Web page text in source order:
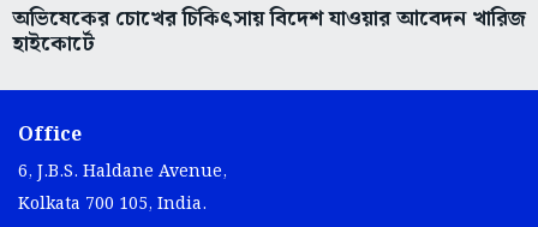
অভিষেকের চোখের চিকিৎসায় বিদেশ যাওয়ার আবেদন খারিজ
হাইকোর্টে
Office
6, J.B.S. Haldane Avenue,
Kolkata 700 105, India.